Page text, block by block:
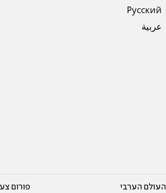
Pусский
عربية
העולם הערבי
פורום